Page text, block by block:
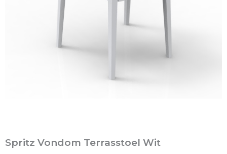
Spritz Vondom Terrasstoel Wit